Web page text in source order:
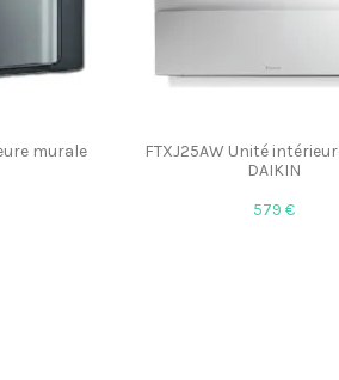
murale
FTXJ25AW Unité
DAIKIN
579 €